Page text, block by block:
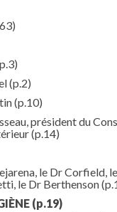
(p.2)
(p.10)
président du
(p.14)
le Dr Corfield,
le Dr Berthenson
(p.19)